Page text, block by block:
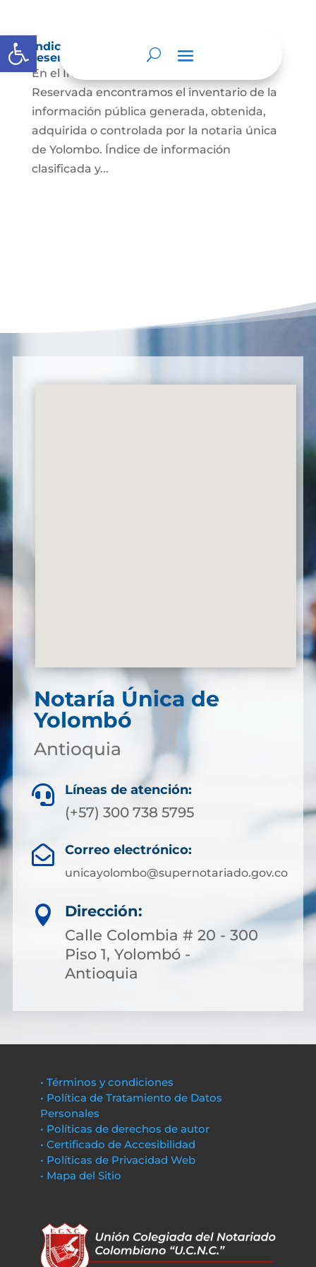
Abrir barra de herramientas
Índice de información clasificada y
reservada
En el Índice de Información Clasificada y
Reservada encontramos el inventario de la
información pública generada, obtenida,
adquirida o controlada por la notaria única
de Yolombo. Índice de información
clasificada y...
Notaría Única de
Yolombó
Antioquia
 Líneas de atención:
(+57) 300 738 5795
 Correo electrónico:
unicayolombo@supernotariado.gov.co

Dirección:
Calle Colombia # 20 - 300
Piso 1, Yolombó -
Antioquia
• Términos y condiciones
• Política de Tratamiento de Datos
Personales
• Políticas de derechos de autor
• Certificado de Accesibilidad
• Políticas de Privacidad Web
• Mapa del Sitio